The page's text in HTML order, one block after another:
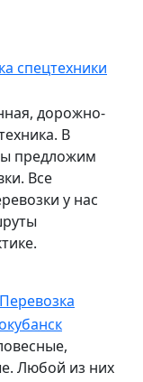
спецтехники
дорожно-
В
предложим
Все
у нас
Перевозка
Любой из них